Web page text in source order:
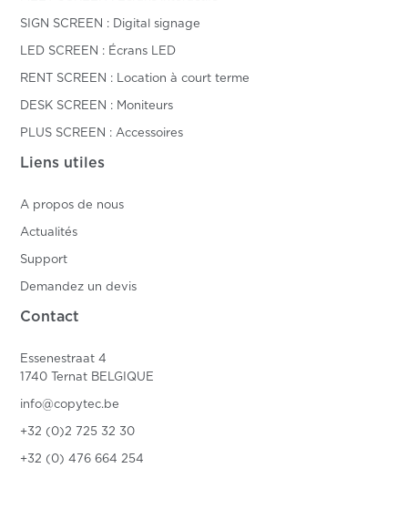
SIGN SCREEN : Digital signage
LED SCREEN : Écrans LED
RENT SCREEN : Location à court terme
DESK SCREEN : Moniteurs
PLUS SCREEN : Accessoires
Liens utiles
A propos de nous
Actualités
Support
Demandez un devis
Contact
Essenestraat 4
1740 Ternat BELGIQUE
info@copytec.be
+32 (0)2 725 32 30
+32 (0) 476 664 254